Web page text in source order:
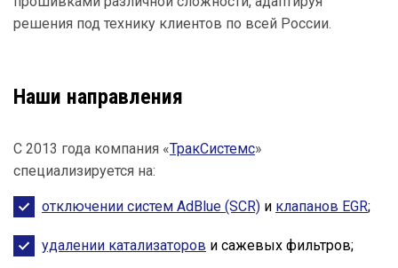
решения под технику клиентов по всей России.
Наши направления
С 2013 года компания «ТракСистемс»
специализируется на:
отключении систем AdBlue (SCR) и клапанов EGR;
удалении катализаторов и сажевых фильтров;